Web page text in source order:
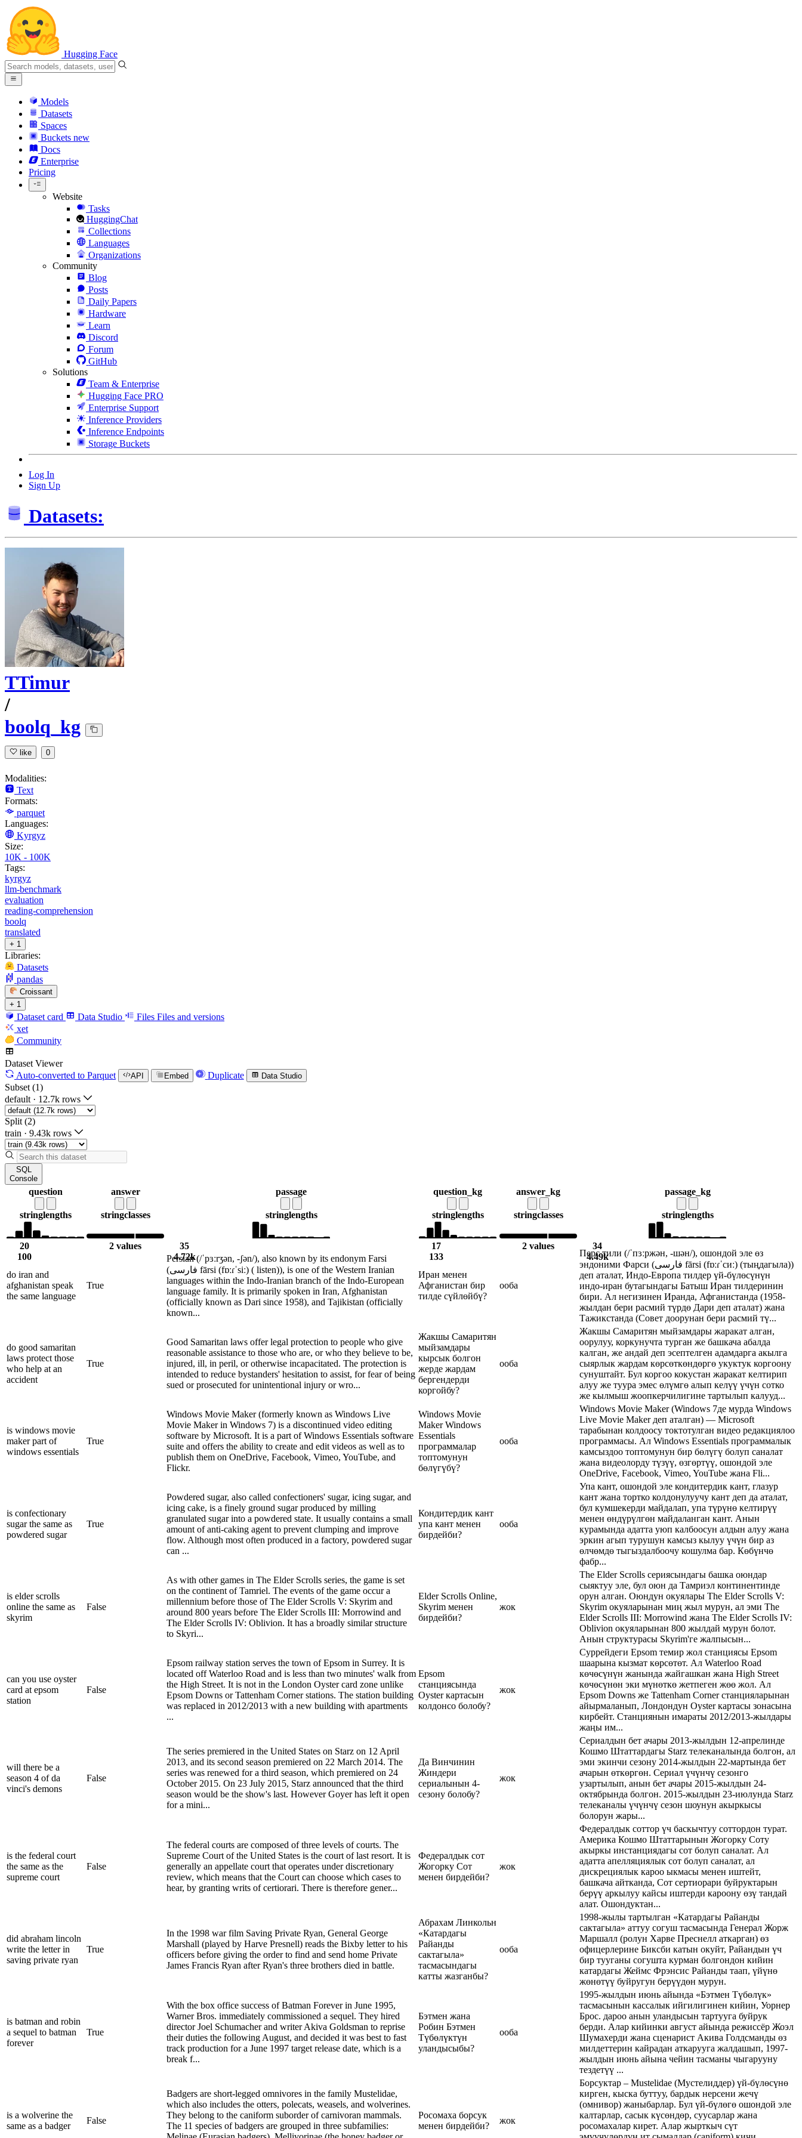
Hugging Face
Models
Datasets
Spaces
Buckets new
Docs
Enterprise
Pricing
Website
Tasks
HuggingChat
Collections
Languages
Organizations
Community
Blog
Posts
Daily Papers
Hardware
Learn
Discord
Forum
GitHub
Solutions
Team & Enterprise
Hugging Face PRO
Enterprise Support
Inference Providers
Inference Endpoints
Storage Buckets
Log In
Sign Up
Datasets:
TTimur
/
boolq_kg
like 0
Modalities:
Text
Formats:
parquet
Languages:
Kyrgyz
Size:
10K - 100K
Tags:
kyrgyz
llm-benchmark
evaluation
reading-comprehension
boolq
translated
+ 1
Libraries:
Datasets
pandas
Croissant
+ 1
Dataset card Data Studio Files Files and versions
xet
Community
Dataset Viewer
Auto-converted to Parquet API Embed Duplicate Data Studio
Subset (1)
default · 12.7k rows
Split (2)
train · 9.43k rows
SQL
Console
question
stringlengths
20
100
answer
stringclasses
2 values
passage
stringlengths
35
4.72k
question_kg
stringlengths
17
133
answer_kg
stringclasses
2 values
passage_kg
stringlengths
34
4.49k
do iran and
afghanistan speak
the same language
True
Persian (/ˈpɜːrʒən, -ʃən/), also known by its endonym Farsi
(فارسی fārsi (fɒːɾˈsiː) ( listen)), is one of the Western Iranian
languages within the Indo-Iranian branch of the Indo-European
language family. It is primarily spoken in Iran, Afghanistan
(officially known as Dari since 1958), and Tajikistan (officially
known...
Иран менен
Афганистан бир
тилде сүйлөйбү?
ооба
Перс тили (/ˈпɜːржән, -шән/), ошондой эле өз
эндоними Фарси (فارسی fārsi (fɒːɾˈсиː) (тыңдагыла))
деп аталат, Индо-Европа тилдер үй-бүлөсүнүн
индо-иран бутагындагы Батыш Иран тилдеринин
бири. Ал негизинен Иранда, Афганистанда (1958-
жылдан бери расмий түрдө Дари деп аталат) жана
Тажикстанда (Совет доорунан бери расмий тү...
do good samaritan
laws protect those
who help at an
accident
True
Good Samaritan laws offer legal protection to people who give
reasonable assistance to those who are, or who they believe to be,
injured, ill, in peril, or otherwise incapacitated. The protection is
intended to reduce bystanders' hesitation to assist, for fear of being
sued or prosecuted for unintentional injury or wro...
Жакшы Самаритян
мыйзамдары
кырсык болгон
жерде жардам
бергендерди
коргойбу?
ооба
Жакшы Самаритян мыйзамдары жаракат алган,
оорулуу, коркунучта турган же башкача абалда
калган, же андай деп эсептелген адамдарга акылга
сыярлык жардам көрсөткөндөргө укуктук коргоону
сунуштайт. Бул коргоо кокустан жаракат келтирип
алуу же туура эмес өлүмгө алып келүү үчүн сотко
же кылмыш жоопкерчилигине тартылып калууд...
is windows movie
maker part of
windows essentials
True
Windows Movie Maker (formerly known as Windows Live
Movie Maker in Windows 7) is a discontinued video editing
software by Microsoft. It is a part of Windows Essentials software
suite and offers the ability to create and edit videos as well as to
publish them on OneDrive, Facebook, Vimeo, YouTube, and
Flickr.
Windows Movie
Maker Windows
Essentials
программалар
топтомунун
бөлүгүбү?
ооба
Windows Movie Maker (Windows 7де мурда Windows
Live Movie Maker деп аталган) — Microsoft
тарабынан колдоосу токтотулган видео редакциялоо
программасы. Ал Windows Essentials программалык
камсыздоо топтомунун бир бөлүгү болуп саналат
жана видеолорду түзүү, өзгөртүү, ошондой эле
OneDrive, Facebook, Vimeo, YouTube жана Fli...
is confectionary
sugar the same as
powdered sugar
True
Powdered sugar, also called confectioners' sugar, icing sugar, and
icing cake, is a finely ground sugar produced by milling
granulated sugar into a powdered state. It usually contains a small
amount of anti-caking agent to prevent clumping and improve
flow. Although most often produced in a factory, powdered sugar
can ...
Кондитердик кант
упа кант менен
бирдейби?
ооба
Упа кант, ошондой эле кондитердик кант, глазур
кант жана тортко колдонулуучу кант деп да аталат,
бул кумшекерди майдалап, упа түрүнө келтирүү
менен өндүрүлгөн майдаланган кант. Анын
курамында адатта уюп калбоосун алдын алуу жана
эркин агып турушун камсыз кылуу үчүн бир аз
өлчөмдө тыгыздалбоочу кошулма бар. Көбүнчө
фабр...
is elder scrolls
online the same as
skyrim
False
As with other games in The Elder Scrolls series, the game is set
on the continent of Tamriel. The events of the game occur a
millennium before those of The Elder Scrolls V: Skyrim and
around 800 years before The Elder Scrolls III: Morrowind and
The Elder Scrolls IV: Oblivion. It has a broadly similar structure
to Skyri...
Elder Scrolls Online,
Skyrim менен
бирдейби?
жок
The Elder Scrolls сериясындагы башка оюндар
сыяктуу эле, бул оюн да Тамриэл континентинде
орун алган. Оюндун окуялары The Elder Scrolls V:
Skyrim окуяларынан миң жыл мурун, ал эми The
Elder Scrolls III: Morrowind жана The Elder Scrolls IV:
Oblivion окуяларынан 800 жылдай мурун болот.
Анын структурасы Skyrim'ге жалпысын...
can you use oyster
card at epsom
station
False
Epsom railway station serves the town of Epsom in Surrey. It is
located off Waterloo Road and is less than two minutes' walk from
the High Street. It is not in the London Oyster card zone unlike
Epsom Downs or Tattenham Corner stations. The station building
was replaced in 2012/2013 with a new building with apartments
...
Epsom
станциясында
Oyster картасын
колдонсо болобу?
жок
Суррейдеги Epsom темир жол станциясы Epsom
шаарына кызмат көрсөтөт. Ал Waterloo Road
көчөсүнүн жанында жайгашкан жана High Street
көчөсүнөн эки мүнөткө жетпеген жөө жол. Ал
Epsom Downs же Tattenham Corner станцияларынан
айырмаланып, Лондондун Oyster картасы зонасына
кирбейт. Станциянын имараты 2012/2013-жылдары
жаңы им...
will there be a
season 4 of da
vinci's demons
False
The series premiered in the United States on Starz on 12 April
2013, and its second season premiered on 22 March 2014. The
series was renewed for a third season, which premiered on 24
October 2015. On 23 July 2015, Starz announced that the third
season would be the show's last. However Goyer has left it open
for a mini...
Да Винчинин
Жиндери
сериалынын 4-
сезону болобу?
жок
Сериалдын бет ачары 2013-жылдын 12-апрелинде
Кошмо Штаттардагы Starz телеканалында болгон, ал
эми экинчи сезону 2014-жылдын 22-мартында бет
ачарын өткөргөн. Сериал үчүнчү сезонго
узартылып, анын бет ачары 2015-жылдын 24-
октябрында болгон. 2015-жылдын 23-июлунда Starz
телеканалы үчүнчү сезон шоунун акыркысы
болорун жары...
is the federal court
the same as the
supreme court
False
The federal courts are composed of three levels of courts. The
Supreme Court of the United States is the court of last resort. It is
generally an appellate court that operates under discretionary
review, which means that the Court can choose which cases to
hear, by granting writs of certiorari. There is therefore gener...
Федералдык сот
Жогорку Сот
менен бирдейби?
жок
Федералдык соттор үч баскычтуу соттордон турат.
Америка Кошмо Штаттарынын Жогорку Соту
акыркы инстанциядагы сот болуп саналат. Ал
адатта апелляциялык сот болуп саналат, ал
дискрециялык кароо ыкмасы менен иштейт,
башкача айтканда, Сот сертиорари буйруктарын
берүү аркылуу кайсы иштерди кароону өзү тандай
алат. Ошондуктан...
did abraham lincoln
write the letter in
saving private ryan
True
In the 1998 war film Saving Private Ryan, General George
Marshall (played by Harve Presnell) reads the Bixby letter to his
officers before giving the order to find and send home Private
James Francis Ryan after Ryan's three brothers died in battle.
Абрахам Линкольн
«Катардагы
Райанды
сактагыла»
тасмасындагы
катты жазганбы?
ооба
1998-жылы тартылган «Катардагы Райанды
сактагыла» аттуу согуш тасмасында Генерал Жорж
Маршалл (ролун Харве Преснелл аткарган) өз
офицерлерине Биксби катын окуйт, Райандын үч
бир тууганы согушта курман болгондон кийин
катардагы Жеймс Фрэнсис Райанды таап, үйүнө
жөнөтүү буйругун берүүдөн мурун.
is batman and robin
a sequel to batman
forever
True
With the box office success of Batman Forever in June 1995,
Warner Bros. immediately commissioned a sequel. They hired
director Joel Schumacher and writer Akiva Goldsman to reprise
their duties the following August, and decided it was best to fast
track production for a June 1997 target release date, which is a
break f...
Бэтмен жана
Робин Бэтмен
Түбөлүктүн
уландысыбы?
ооба
1995-жылдын июнь айында «Бэтмен Түбөлүк»
тасмасынын кассалык ийгилигинен кийин, Уорнер
Брос. дароо анын уландысын тартууга буйрук
берди. Алар кийинки август айында режиссёр Жоэл
Шумахерди жана сценарист Акива Голдсманды өз
милдеттерин кайрадан аткарууга жалдашып, 1997-
жылдын июнь айына чейин тасманы чыгарууну
тездетүү ...
is a wolverine the
same as a badger
False
Badgers are short-legged omnivores in the family Mustelidae,
which also includes the otters, polecats, weasels, and wolverines.
They belong to the caniform suborder of carnivoran mammals.
The 11 species of badgers are grouped in three subfamilies:
Росомаха борсук
менен бирдейби?
жок
Борсуктар – Mustelidae (Мустелиддер) үй-бүлөсүнө
кирген, кыска буттуу, бардык нерсени жечү
(омнивор) жаныбарлар. Бул үй-бүлөгө ошондой эле
калтарлар, сасык күсөндөр, суусарлар жана
росомахалар кирет. Алар жырткыч сүт